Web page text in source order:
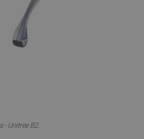
- Unitree B2.